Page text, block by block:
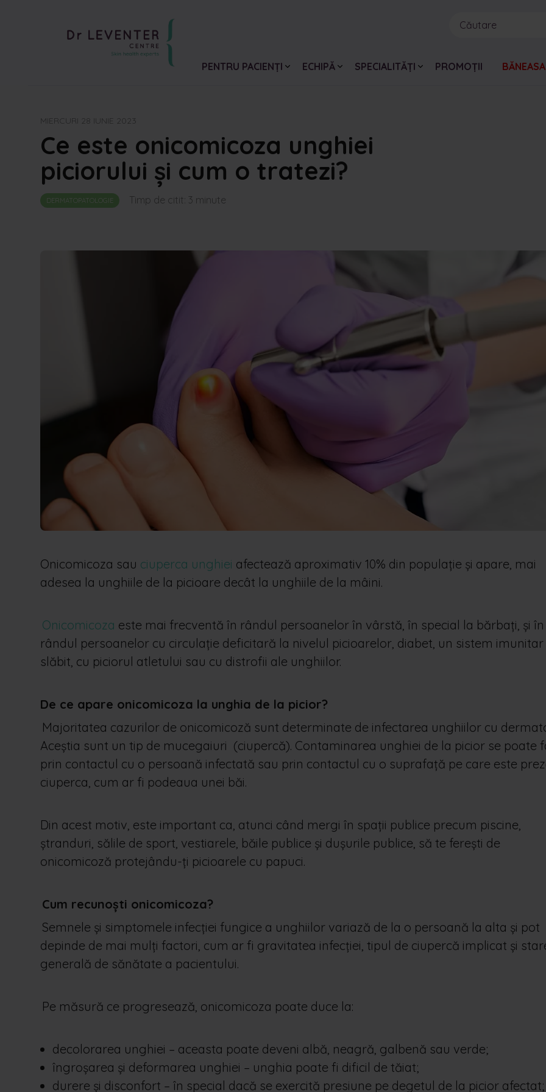
PENTRU PACIENȚI ECHIPĂ SPECIALITĂȚI PROMOȚII
MIERCURI 28 IUNIE 2023
Ce este onicomicoza unghiei
piciorului și cum o tratezi?
DERMATOPATOLOGIE Timp de citit: 3 minute
Onicomicoza sau ciuperca unghiei afectează aproximativ 10% din populație și apare, mai
adesea la unghiile de la picioare decât la unghiile de la mâini.
Onicomicoza este mai frecventă în rândul persoanelor în vârstă, în special la bărbați, și în
rândul persoanelor cu circulație deficitară la nivelul picioarelor, diabet, un sistem imunitar
slăbit, cu piciorul atletului sau cu distrofii ale unghiilor.
De ce apare onicomicoza la unghia de la picior?
Majoritatea cazurilor de onicomicoză sunt determinate de infectarea unghiilor cu
Aceștia sunt un tip de mucegaiuri (ciupercă). Contaminarea unghiei de la picior se poate
prin contactul cu o persoană infectată sau prin contactul cu o suprafață pe care este
ciuperca, cum ar fi podeaua unei băi.
Din acest motiv, este important ca, atunci când mergi în spații publice precum piscine,
ștranduri, sălile de sport, vestiarele, băile publice și dușurile publice, să te ferești de
onicomicoză protejându-ți picioarele cu papuci.
Cum recunoști onicomicoza?
Semnele și simptomele infecției fungice a unghiilor variază de la o persoană la alta și pot
depinde de mai mulți factori, cum ar fi gravitatea infecției, tipul de ciupercă implicat și
generală de sănătate a pacientului.
Pe măsură ce progresează, onicomicoza poate duce la:
decolorarea unghiei – aceasta poate deveni albă, neagră, galbenă sau verde;
îngroșarea și deformarea unghiei – unghia poate fi dificil de tăiat;
durere și disconfort – în special dacă se exercită presiune pe degetul de la picior afectat;